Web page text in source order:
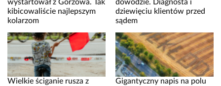
wystartował z Gorzowa. Tak
kibicowaliście najlepszym
kolarzom
dowodzie. Diagnosta i
dziewięciu klientów przed
sądem
Wielkie ściganie rusza z
Gigantyczny napis na polu